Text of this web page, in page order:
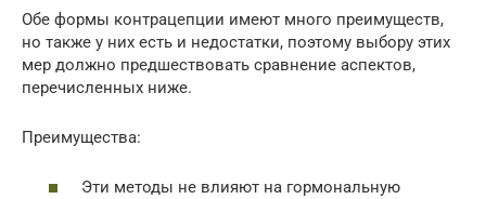
Обе формы контрацепции имеют много преимуществ,
но также у них есть и недостатки, поэтому выбору этих
мер должно предшествовать сравнение аспектов,
перечисленных ниже.
Преимущества:
Эти методы не влияют на гормональную